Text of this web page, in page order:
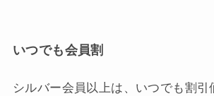
いつでも会員割
シルバー会員以上は、いつでも割引